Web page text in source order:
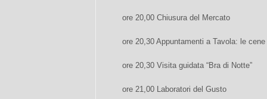
ore 20,00 Chiusura del Mercato
ore 20,30 Appuntamenti a Tavola: le
ore 20,30 Visita guidata “Bra di Notte”
ore 21,00 Laboratori del Gusto